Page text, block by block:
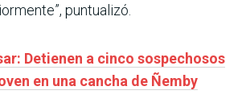
puntualizó.
Detienen a cinco sospechosos
en una cancha de Ñemby